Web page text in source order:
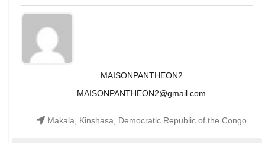
MAISONPANTHEON2
MAISONPANTHEON2@gmail.com
Makala, Kinshasa, Democratic Republic of the Congo